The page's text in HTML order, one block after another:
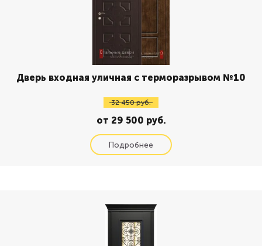
Дверь входная уличная с терморазрывом №10
32 450 руб.
от 29 500 руб.